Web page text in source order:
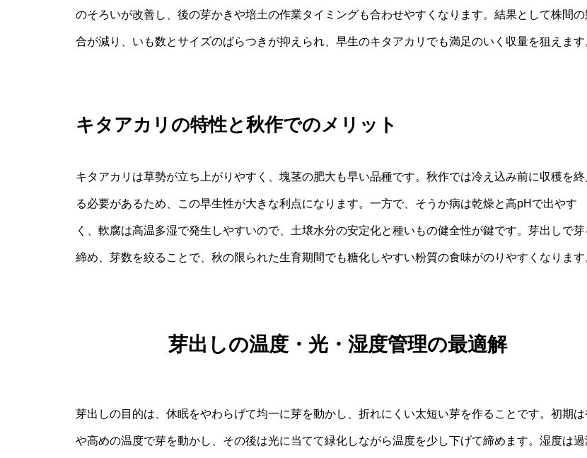
のそろいが改善し、後の芽かきや培土の作業タイミングも合わせやすくなります。結果として株間の
合が減り、いも数とサイズのばらつきが抑えられ、早生のキタアカリでも満足のいく収量を狙えます
キタアカリの特性と秋作でのメリット
キタアカリは草勢が立ち上がりやすく、塊茎の肥大も早い品種です。秋作では冷え込み前に収穫を終
る必要があるため、この早生性が大きな利点になります。一方で、そうか病は乾燥と高pHで出やす
く、軟腐は高温多湿で発生しやすいので、土壌水分の安定化と種いもの健全性が鍵です。芽出しで芽
締め、芽数を絞ることで、秋の限られた生育期間でも糖化しやすい粉質の食味がのりやすくなります
芽出しの温度・光・湿度管理の最適解
芽出しの目的は、休眠をやわらげて均一に芽を動かし、折れにくい太短い芽を作ることです。初期は
や高めの温度で芽を動かし、その後は光に当てて緑化しながら温度を少し下げて締めます。湿度は過